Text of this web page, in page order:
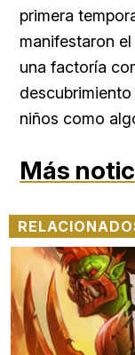
primera
manifestaron
una factoría
niños como
Más